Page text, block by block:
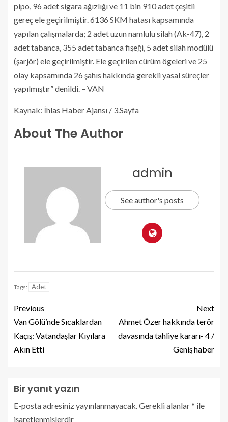
pipo, 96 adet sigara ağızlığı ve 11 bin 910 adet çeşitli
gereç ele geçirilmiştir. 6136 SKM hatası kapsamında
yapılan çalışmalarda; 2 adet uzun namlulu silah (Ak-47), 2
adet tabanca, 355 adet tabanca fişeği, 5 adet silah modülü
(şarjör) ele geçirilmiştir. Ele geçirilen cürüm ögeleri ve 25
olay kapsamında 26 şahıs hakkında gerekli yasal süreçler
yapılmıştır” denildi. – VAN
Kaynak: İhlas Haber Ajansı / 3.Sayfa
About The Author
admin
See author's posts
Tags: Adet
Previous
Van Gölü’nde Sıcaklardan
Kaçış: Vatandaşlar Kıyılara
Akın Etti
Next
Ahmet Özer hakkında terör
davasında tahliye kararı- 4 /
Geniş haber
Bir yanıt yazın
E-posta adresiniz yayınlanmayacak.Gerekli alanlar* ile
işaretlenmişlerdir